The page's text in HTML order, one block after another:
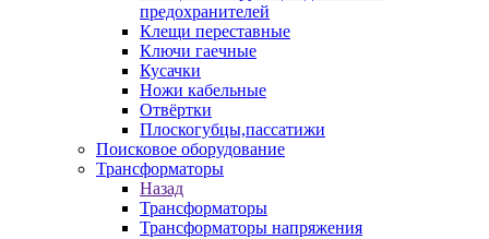
предохранителей
Клещи переставные
Ключи гаечные
Кусачки
Ножи кабельные
Отвёртки
Плоскогубцы,пассатижи
Поисковое оборудование
Трансформаторы
Назад
Трансформаторы
Трансформаторы напряжения